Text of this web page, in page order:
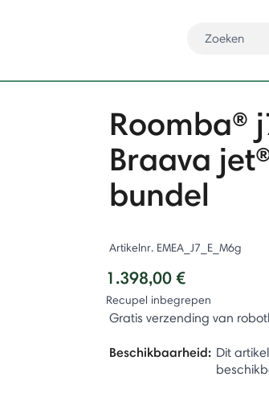
Roomba®
Braava
bundel
Artikelnr. EMEA_J7_E_M6g
1.398,00 €
Recupel inbegrepen
Gratis verzending van
Beschikbaarheid: Dit